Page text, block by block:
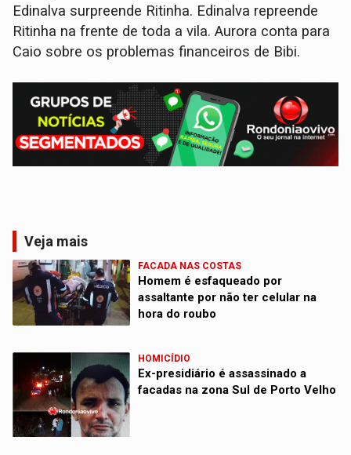
Edinalva surpreende Ritinha. Edinalva repreende
Ritinha na frente de toda a vila. Aurora conta para
Caio sobre os problemas financeiros de Bibi.
Veja mais
FACADA NAS COSTAS
Homem é esfaqueado por
assaltante por não ter celular na
hora do roubo
HOMICÍDIO
Ex-presidiário é assassinado a
facadas na zona Sul de Porto Velho